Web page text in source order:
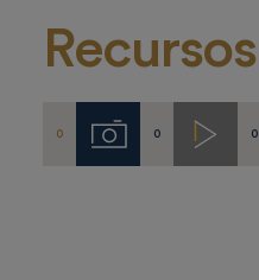
Recursos
0 Imágenes
0 Videos
0